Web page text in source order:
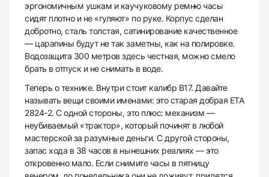
эргономичным ушкам и каучуковому ремню часы
сидят плотно и не «гуляют» по руке. Корпус сделан
добротно, сталь толстая, сатинирование качественное
— царапины будут не так заметны, как на полировке.
Водозащита 300 метров здесь честная, можно смело
брать в отпуск и не снимать в воде.
Теперь о технике. Внутри стоит калибр B17. Давайте
называть вещи своими именами: это старая добрая ETA
2824-2. С одной стороны, это плюс: механизм —
неубиваемый «трактор», который починят в любой
мастерской за разумные деньги. С другой стороны,
запас хода в 38 часов в нынешних реалиях — это
откровенно мало. Если снимите часы в пятницу